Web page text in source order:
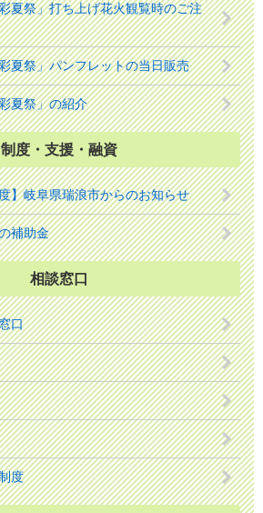
夏祭」打ち上げ花火観覧時のご注
夏祭」パンフレットの当日販売
夏祭」の紹介
制度・支援・融資
】岐阜県瑞浪市からのお知らせ
補助金
相談窓口
口
度